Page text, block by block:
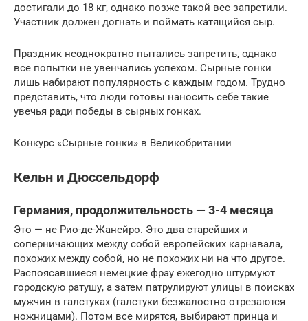
достигали до 18 кг, однако позже такой вес запретили.
Участник должен догнать и поймать катящийся сыр.
Праздник неоднократно пытались запретить, однако
все попытки не увенчались успехом. Сырные гонки
лишь набирают популярность с каждым годом. Трудно
представить, что люди готовы наносить себе такие
увечья ради победы в сырных гонках.
Конкурс «Сырные гонки» в Великобритании
Кельн и Дюссельдорф
Германия, продолжительность — 3-4 месяца
Это — не Рио-де-Жанейро. Это два старейших и
соперничающих между собой европейских карнавала,
похожих между собой, но не похожих ни на что другое.
Распоясавшиеся немецкие фрау ежегодно штурмуют
городскую ратушу, а затем патрулируют улицы в поисках
мужчин в галстуках (галстуки безжалостно отрезаются
ножницами). Потом все мирятся, выбирают принца и